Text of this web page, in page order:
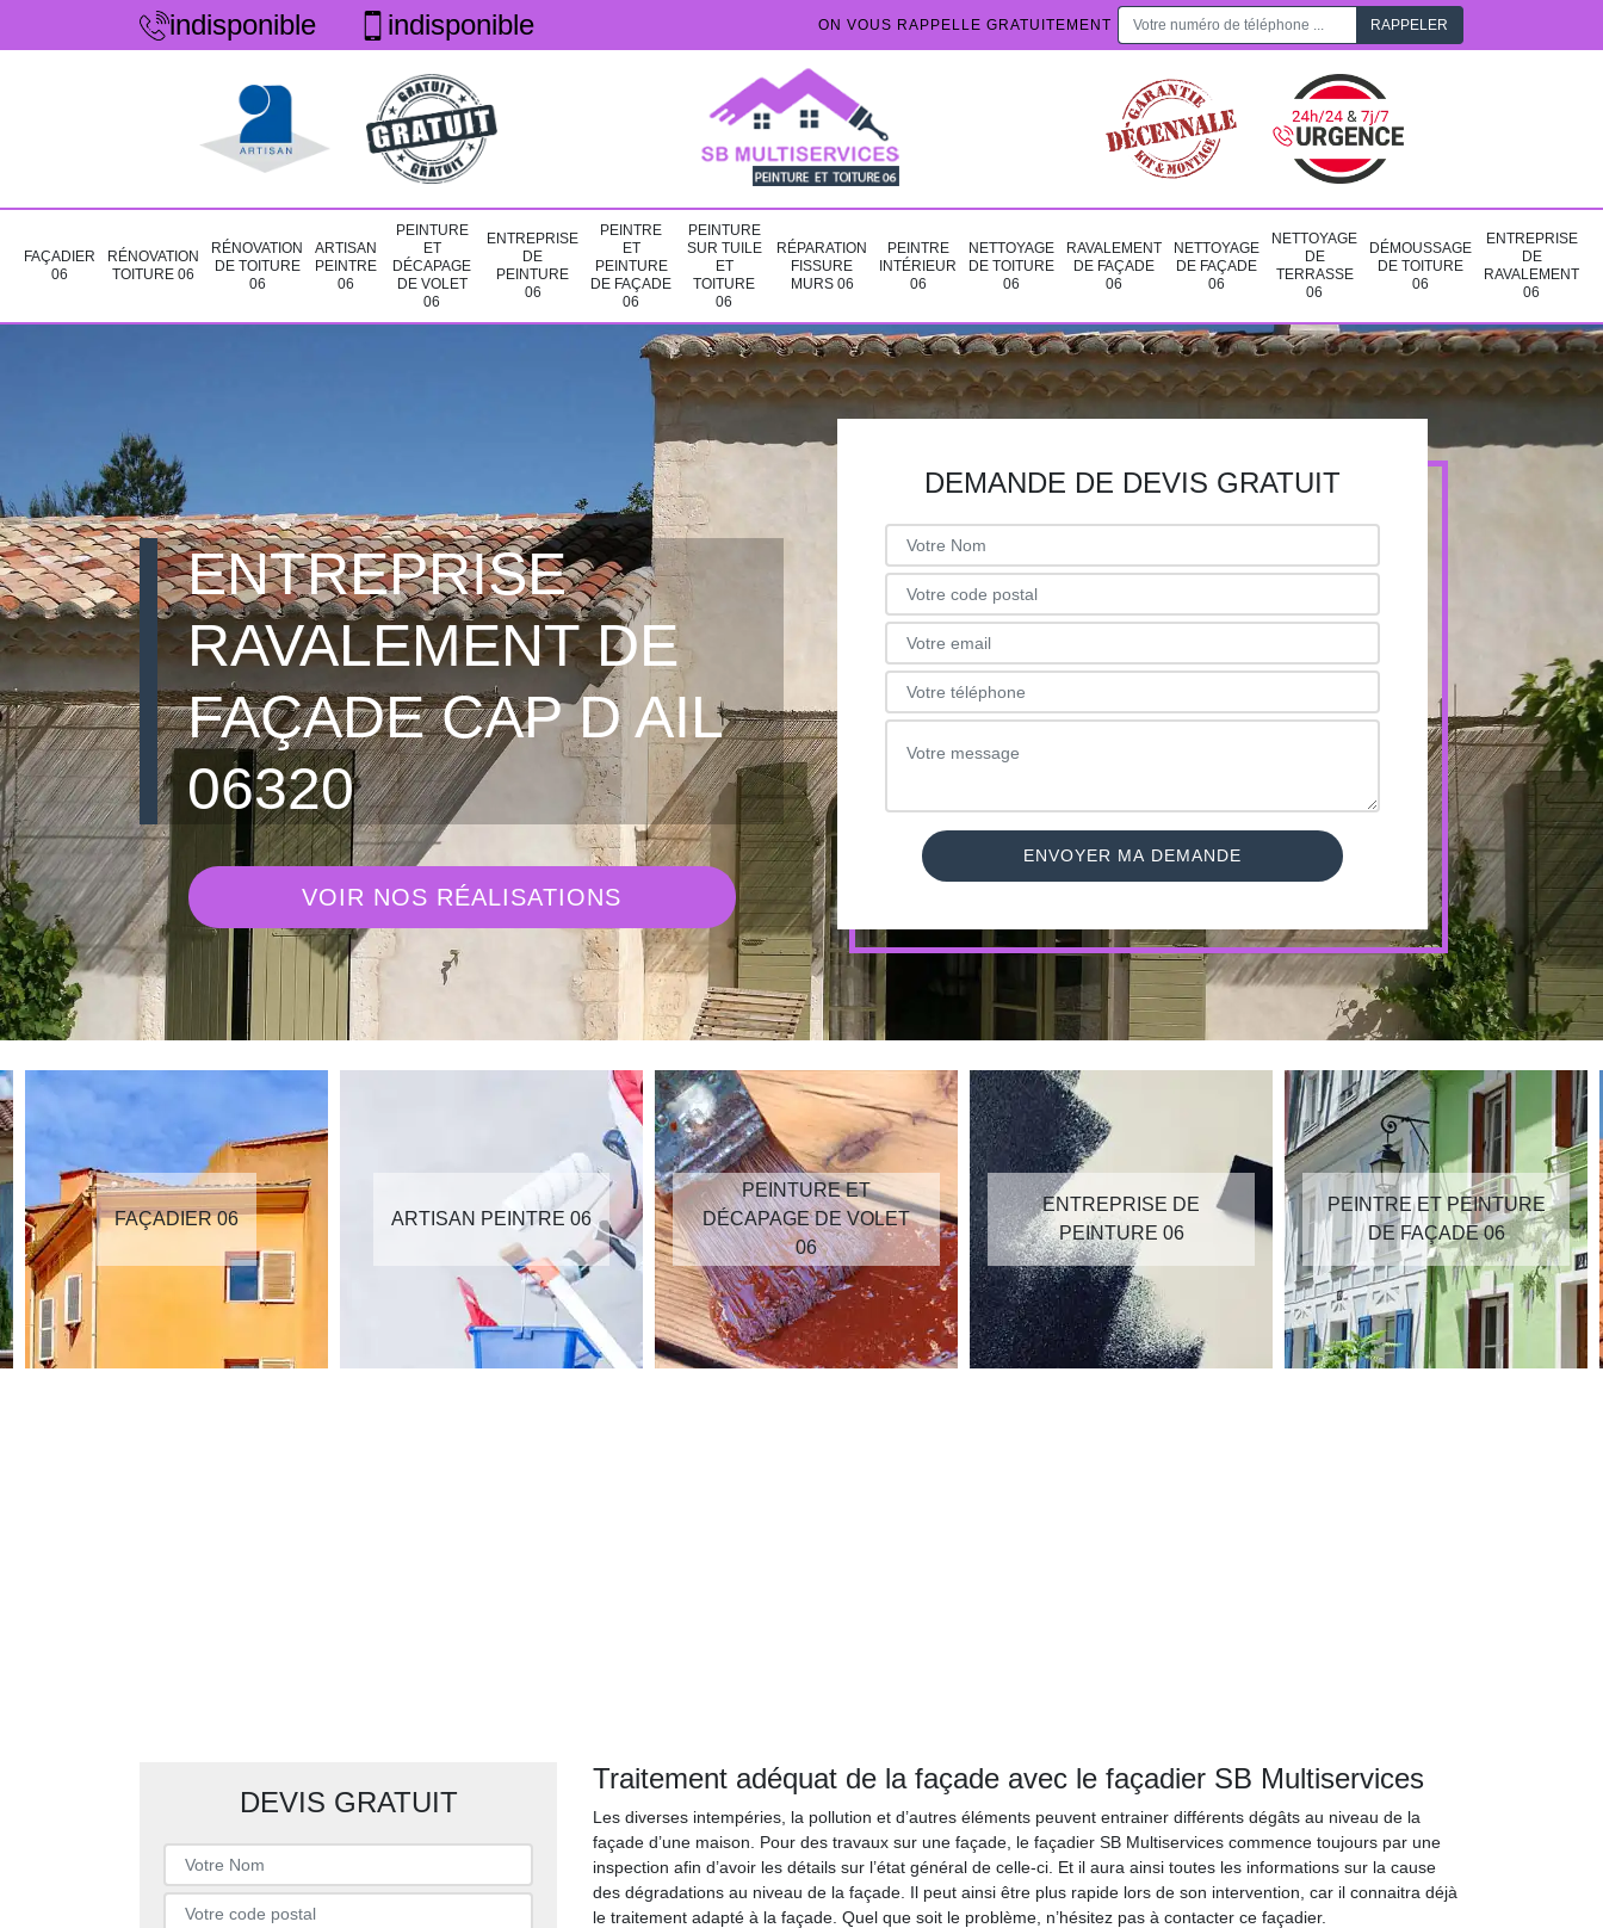
indisponible indisponible ON VOUS RAPPELLE GRATUITEMENT
FAÇADIER
06
RÉNOVATION
TOITURE 06
RÉNOVATION
DE TOITURE
06
ARTISAN
PEINTRE
06
PEINTURE
ET
DÉCAPAGE
DE VOLET
06
ENTREPRISE
DE
PEINTURE
06
PEINTRE
ET
PEINTURE
DE FAÇADE
06
PEINTURE
SUR TUILE
ET
TOITURE
06
RÉPARATION
FISSURE
MURS 06
PEINTRE
INTÉRIEUR
06
NETTOYAGE
DE TOITURE
06
RAVALEMENT
DE FAÇADE
06
NETTOYAGE
DE FAÇADE
06
NETTOYAGE
DE
TERRASSE
06
DÉMOUSSAGE
DE TOITURE
06
ENTREPRISE
DE
RAVALEMENT
06
ENTREPRISE
RAVALEMENT DE
FAÇADE CAP D AIL
06320
VOIR NOS RÉALISATIONS
DEMANDE DE DEVIS GRATUIT
FAÇADIER 06 ARTISAN PEINTRE 06
PEINTURE ET
DÉCAPAGE DE VOLET
06
ENTREPRISE DE
PEINTURE 06
PEINTRE ET PEINTURE
DE FAÇADE 06
DEVIS GRATUIT
Traitement adéquat de la façade avec le façadier SB Multiservices
Les diverses intempéries, la pollution et d’autres éléments peuvent entrainer différents dégâts au niveau de la
façade d’une maison. Pour des travaux sur une façade, le façadier SB Multiservices commence toujours par une
inspection afin d’avoir les détails sur l’état général de celle-ci. Et il aura ainsi toutes les informations sur la cause
des dégradations au niveau de la façade. Il peut ainsi être plus rapide lors de son intervention, car il connaitra déjà
le traitement adapté à la façade. Quel que soit le problème, n’hésitez pas à contacter ce façadier.